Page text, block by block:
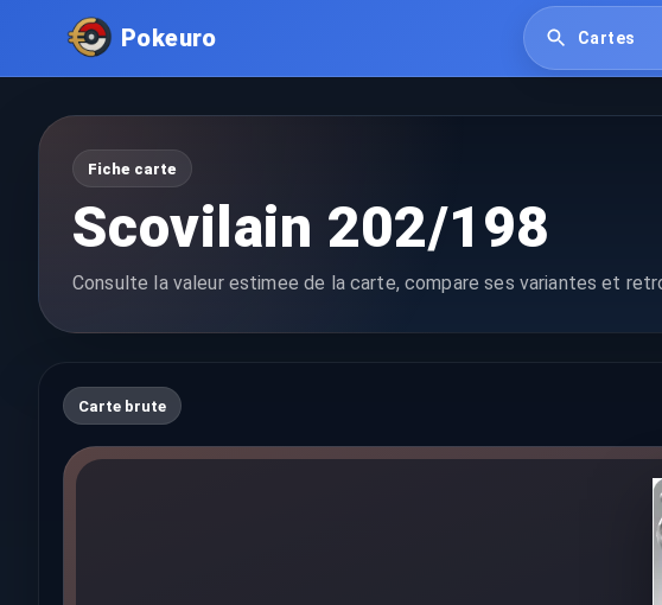
Pokeuro Cartes
Fiche carte
Scovilain 202/198
Consulte la valeur estimee de la carte, compare ses variantes et
Carte brute